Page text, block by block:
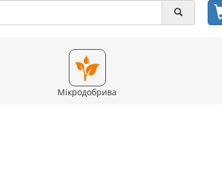
Мікродобрива